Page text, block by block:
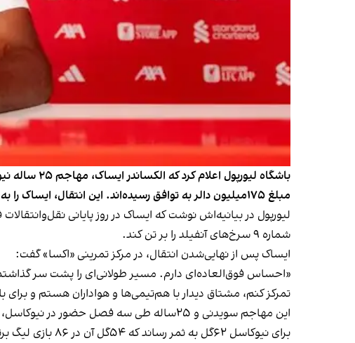
باشگاه
مبلغ ۱۷۵میلیون دالر به توافق رسیده‌اند. این انتقال، ایساک را به گران‌ترین خرید تاریخ لیگ برتر انگلستان بدل کرده است
لیورپول در بیانیه‌اش نوشت که ایساک در روز پایانی
شماره ۹ سرخ‌های آنفیلد را بر تن کند.
ایساک پس از نهایی‌شدن انتقال، در مرکز تمرینی «اکسا» گفت:
«احساس فوق‌العاده‌ای دارم. مسیر طولانی‌ای را پشت سر
تمرکز کنم، مشتاق دیدار با هم‌تیمی‌ها و هواداران هستم و
برای نیوکاسل ۶۲گل به ثمر رساند که ۵۴گل آن در ۸۶ بازی لیگ برتر به ثبت رسید. فقط در فصل گذشته، با زدن ۲۳گل پس از محمد صلاح در رده دوم جدول کفش طلایی قرار گرفت.